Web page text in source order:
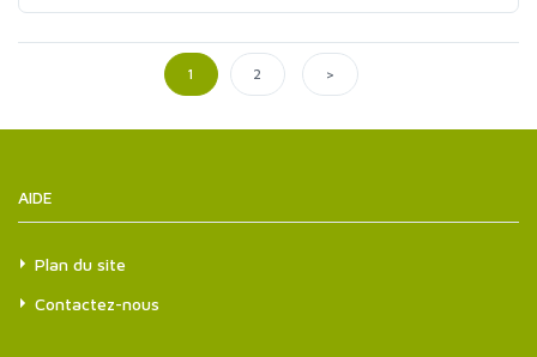
1 2 >
AIDE
Plan du site
Contactez-nous